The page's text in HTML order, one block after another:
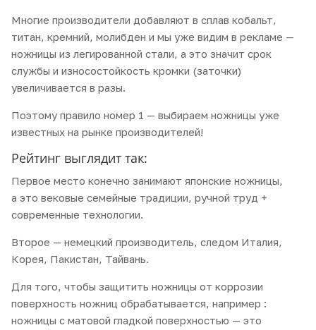
Многие производители добавляют в сплав кобальт,
титан, кремний, молибден и мы уже видим в рекламе —
ножницы из легированной стали, а это значит срок
службы и износостойкость кромки (заточки)
увеличивается в разы.
Поэтому правило номер 1 — выбираем ножницы уже
известных на рынке производителей!
Рейтинг выглядит так:
Первое место конечно занимают японские ножницы,
а это вековые семейные традиции, ручной труд +
современные технологии.
Второе — немецкий производитель, следом Италия,
Корея, Пакистан, Тайвань.
Для того, чтобы защитить ножницы от коррозии
поверхность ножниц обрабатывается, например :
ножницы с матовой гладкой поверхностью — это